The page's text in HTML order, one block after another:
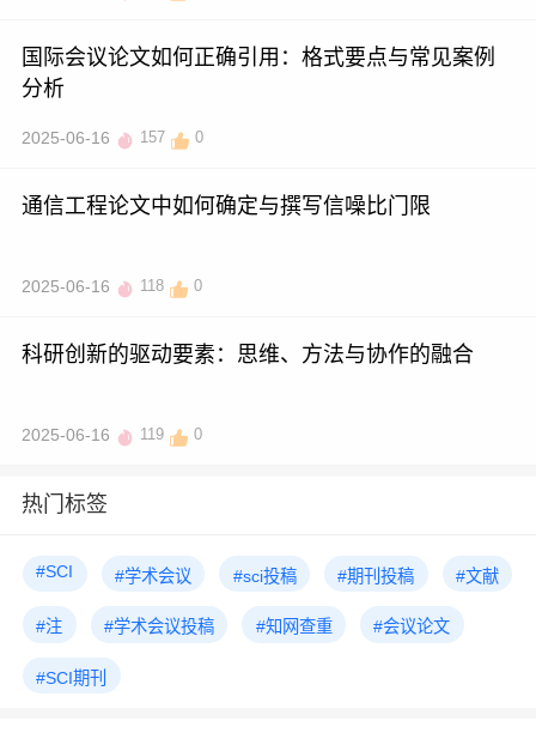
国际会议论文如何正确引用：格式要点与常见案例
分析
2025-06-16 157 0
通信工程论文中如何确定与撰写信噪比门限
2025-06-16 118 0
科研创新的驱动要素：思维、方法与协作的融合
2025-06-16 119 0
热门标签
#SCI #学术会议 #sci投稿 #期刊投稿 #文献
#注 #学术会议投稿 #知网查重 #会议论文
#SCI期刊